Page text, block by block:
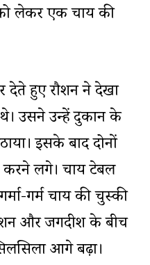
लेकर एक चाय की
देते हुए रौशन ने देखा
उसने उन्हें दुकान के
इसके बाद दोनों
लगे। चाय टेबल
गर्म चाय की चुस्की
और जगदीश के बीच
आगे बढ़ा।